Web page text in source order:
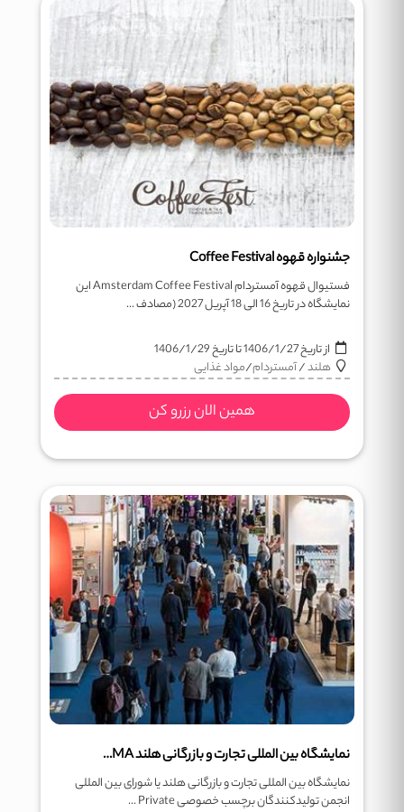
جشنواره قهوه Coffee Festival
فستیوال قهوه آمستردام Amsterdam Coffee Festival این
نمایشگاه در تاریخ 16 الی 18 آپریل 2027 (مصادف ...
از تاریخ1406/1/27تا تاریخ1406/1/29
هلند/آمستردام/مواد غذایی
همین الان رزرو کن
نمایشگاه بین المللی تجارت و بازرگانی هلند PLMA
نمایشگاه بین المللی تجارت و بازرگانی هلند یا شورای بین المللی
انجمن تولیدکنندگان برچسب خصوصی Private ...